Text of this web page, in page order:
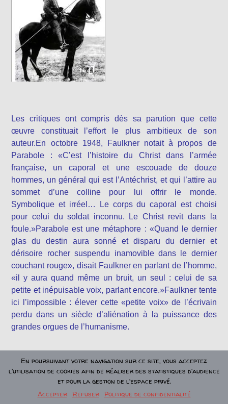
Les critiques ont compris dès sa parution que cette
œuvre constituait l’effort le plus ambitieux de son
auteur.En octobre 1948, Faulkner notait à propos de
Parabole : «C’est l’histoire du Christ dans l’armée
française, un caporal et une escouade de douze
hommes, un général qui est l’Antéchrist, et qui l’attire au
sommet d’une colline pour lui offrir le monde.
Symbolique et irréel… Le corps du caporal est choisi
pour celui du soldat inconnu. Le Christ revit dans la
foule.»Parabole est une métaphore : «Quand le dernier
glas du destin aura sonné et disparu du dernier et
dérisoire rocher suspendu inamovible dans le dernier
couchant rouge», disait Faulkner en parlant de l’homme,
«il y aura quand même un bruit, un seul : celui de sa
petite et inépuisable voix, parlant encore.»Faulkner tente
ici l’impossible : élever cette «petite voix» de l’écrivain
perdu dans un siècle d’aliénation à la puissance des
grandes orgues de l’humanisme.
Parabole chez Amazon en livre de poche
En poursuivant votre navigation sur ce site, vous acceptez
l'utilisation de cookies afin de réaliser des statistiques d'audience
et pour la gestion de l'espace privé.
Accepter
Refuser Politique de confidentialité